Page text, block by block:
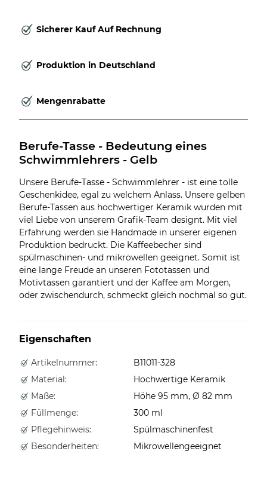
Sicherer Kauf Auf Rechnung
Produktion in Deutschland
Mengenrabatte
Berufe-Tasse - Bedeutung eines
Schwimmlehrers - Gelb
Unsere Berufe-Tasse - Schwimmlehrer - ist eine tolle
Geschenkidee, egal zu welchem Anlass. Unsere gelben
Berufe-Tassen aus hochwertiger Keramik wurden mit
viel Liebe von unserem Grafik-Team designt. Mit viel
Erfahrung werden sie Handmade in unserer eigenen
Produktion bedruckt. Die Kaffeebecher sind
spülmaschinen- und mikrowellen geeignet. Somit ist
eine lange Freude an unseren Fototassen und
Motivtassen garantiert und der Kaffee am Morgen,
oder zwischendurch, schmeckt gleich nochmal so gut.
Eigenschaften
Artikelnummer:
B11011-328
Material:
Hochwertige Keramik
Maße:
Höhe 95 mm, Ø 82 mm
Füllmenge:
300 ml
Pflegehinweis:
Spülmaschinenfest
Besonderheiten:
Mikrowellengeeignet